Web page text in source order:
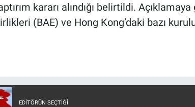
kararı alındığı belirtildi. Açıklamaya
(BAE) ve Hong Kong’daki bazı
EDITÖRÜN SEÇTIĞI